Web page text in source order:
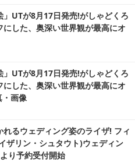
」UTが8月17日発売!がしゃどくろ
した、奥深い世界観が最高にオ
」UTが8月17日発売!がしゃどくろ
した、奥深い世界観が最高にオ
画像
るウェディング姿のライザ! フィ
ザリン・シュタウト)ウェディン
り予約受付開始